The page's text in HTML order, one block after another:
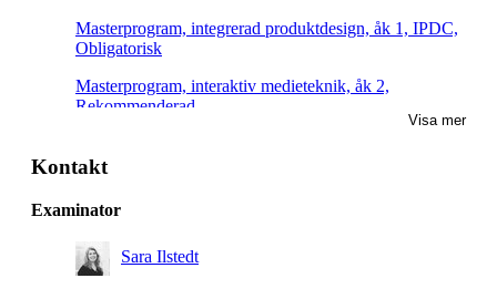
Masterprogram, integrerad produktdesign, åk 1, IPDC,
Obligatorisk
Masterprogram, interaktiv medieteknik, åk 2,
Rekommenderad
Visa mer
Kontakt
Examinator
Sara Ilstedt